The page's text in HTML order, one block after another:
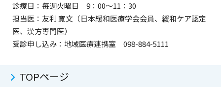
診療日：毎週火曜日 9：00～11：30
担当医：友利 寛文（日本緩和医療学会会員、緩和ケア認定
医、漢方専門医）
受診申し込み：地域医療連携室 098-884-5111
TOPページ